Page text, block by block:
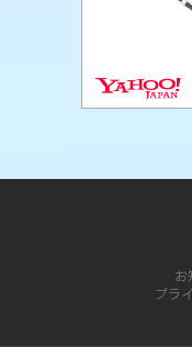
お
プラ